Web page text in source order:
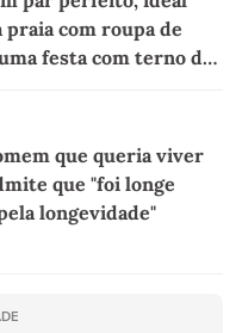
com roupa de
festa com terno de
que queria viver
que "foi longe
longevidade"